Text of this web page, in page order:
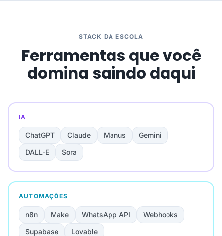
STACK DA ESCOLA
Ferramentas que você
domina saindo daqui
IA
ChatGPT Claude Manus
Gemini
DALL-E
Sora
AUTOMAÇÕES
n8n Make WhatsApp API
Webhooks
Supabase
Lovable